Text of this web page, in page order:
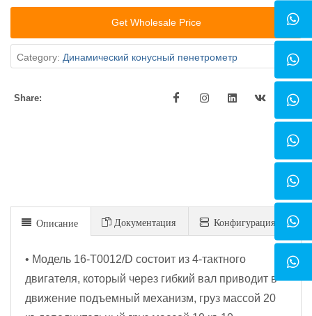
Get Wholesale Price
Category: Динамический конусный пенетрометр
Share:
Описание Документация Конфигурация
• Модель 16-T0012/D состоит из 4-тактного
двигателя, который через гибкий вал приводит в
движение подъемный механизм, груз массой 20